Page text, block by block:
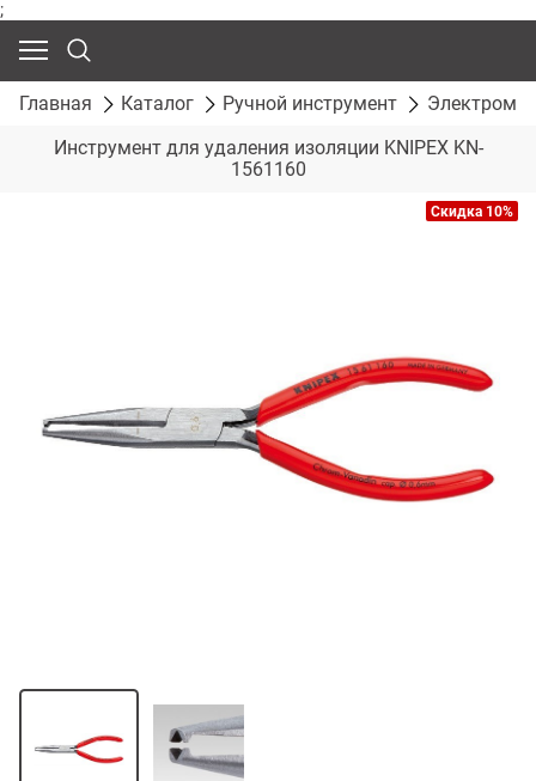
;
Главная Каталог Ручной инструмент
Инструмент для удаления изоляции KNIPEX KN-
1561160
Скидка 10%